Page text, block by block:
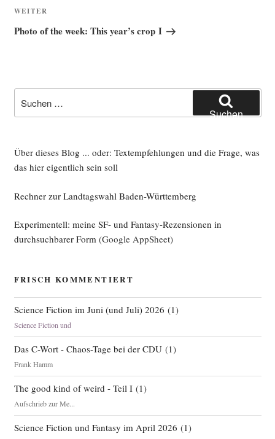
Nächster
Beitrag
WEITER
Photo of the week: This year’s crop I
nach:
Suchen
Über dieses Blog ... oder: Textempfehlungen und die Frage, was
das hier eigentlich sein soll
Rechner zur Landtagswahl Baden-Württemberg
Experimentell: meine SF- und Fantasy-Rezensionen in
durchsuchbarer Form(Google AppSheet)
FRISCH KOMMENTIERT
Science Fiction im Juni (und Juli) 2026 (1)
Science Fiction und
Das C-Wort - Chaos-Tage bei der CDU(1)
Frank Hamm
The good kind of weird - Teil I(1)
Aufschrieb zur Me...
Science Fiction und Fantasy im April 2026 (1)